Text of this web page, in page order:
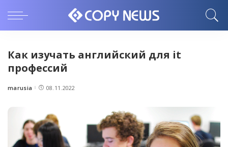
Как изучать английский для it
профессий
Posted
marusia 08.11.2022